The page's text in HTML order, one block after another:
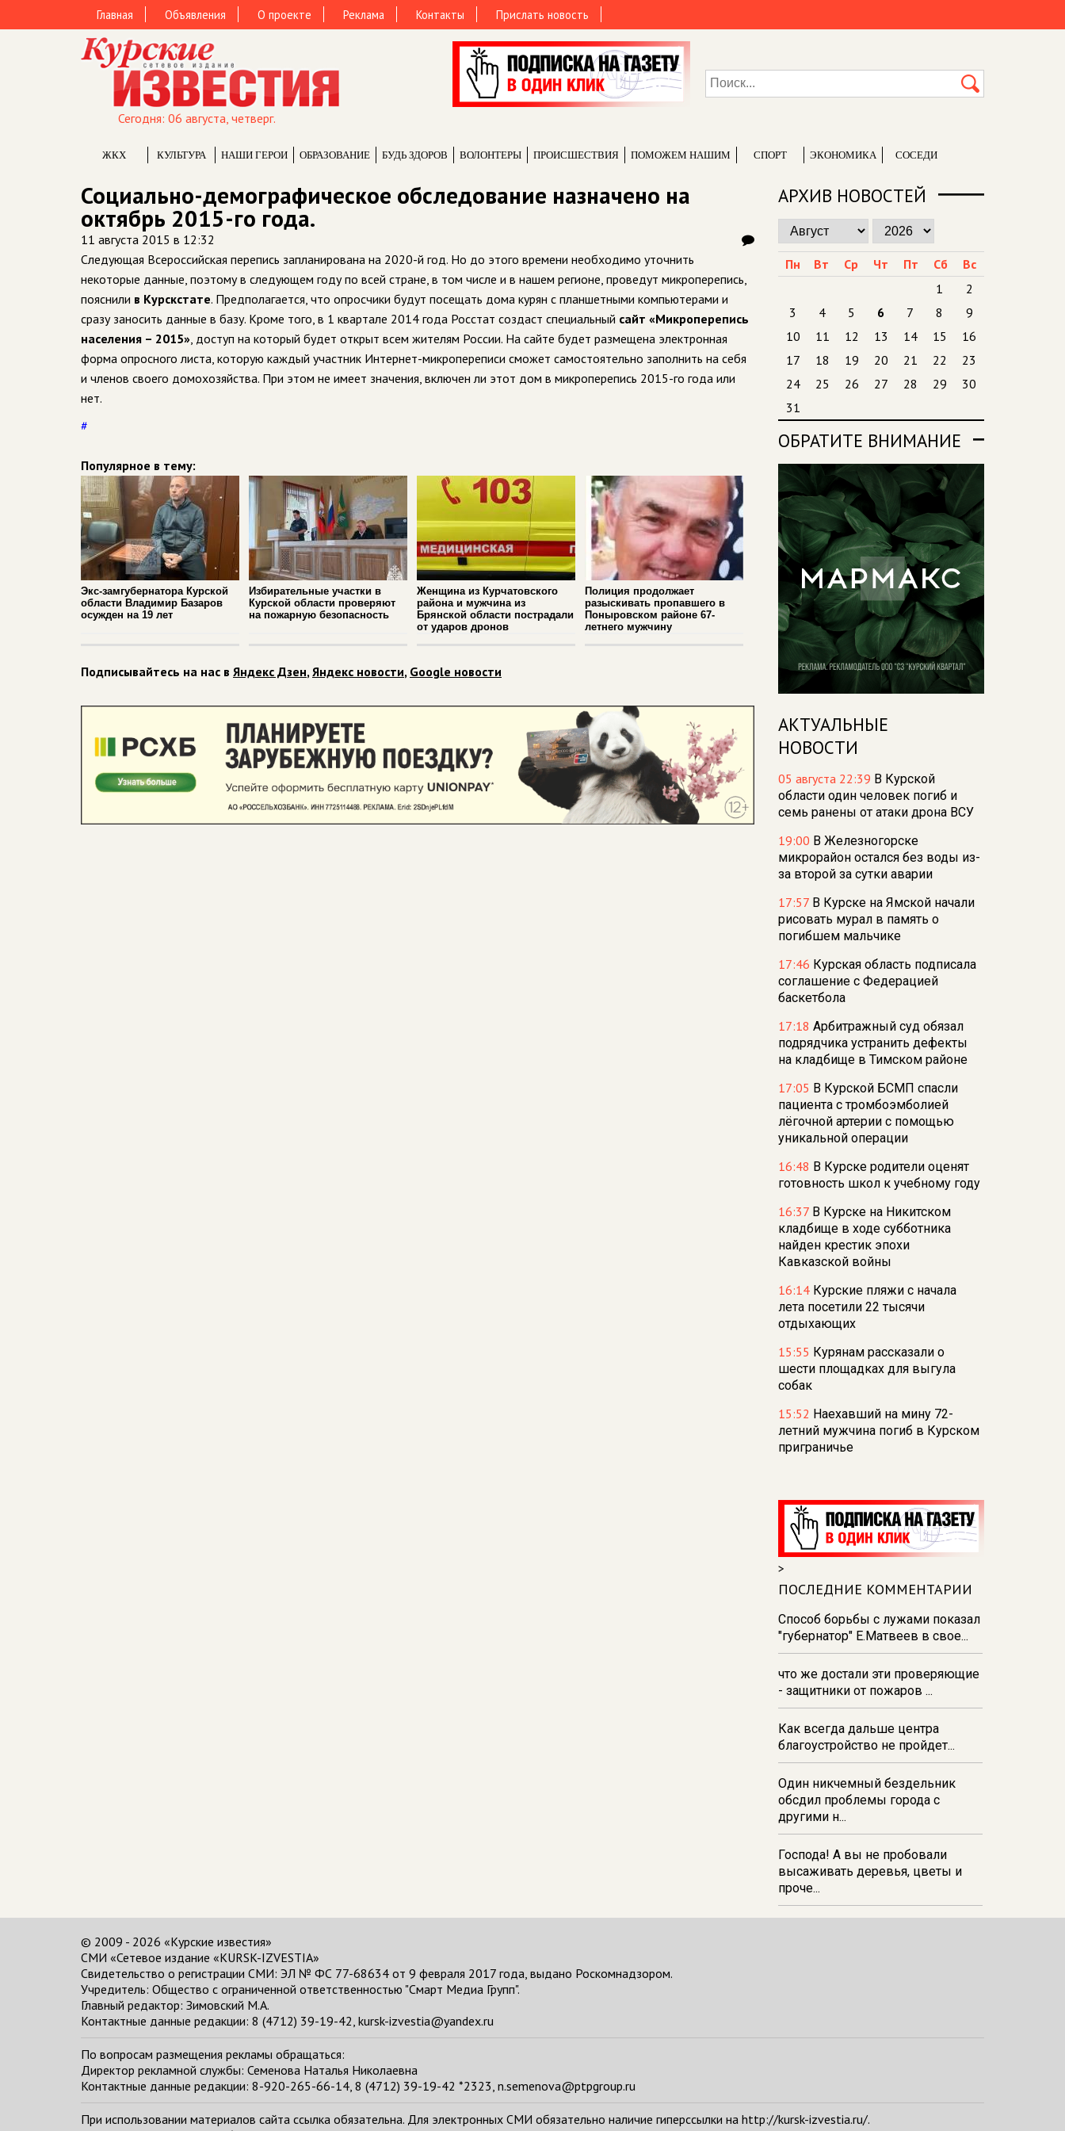
Главная Объявления О проекте Реклама Контакты Прислать новость
Сегодня: 06 августа, четверг.
ЖКХ КУЛЬТУРА НАШИ ГЕРОИ ОБРАЗОВАНИЕ БУДЬ ЗДОРОВ ВОЛОНТЕРЫ ПРОИCШЕСТВИЯ ПОМОЖЕМ НАШИМ СПОРТ ЭКОНОМИКА СОСЕДИ
Социально-демографическое обследование назначено на
октябрь 2015-го года.
11 августа 2015 в 12:32
Следующая Всероссийская перепись запланирована на 2020-й год. Но до этого времени необходимо уточнить
некоторые данные, поэтому в следующем году по всей стране, в том числе и в нашем регионе, проведут микроперепись,
пояснили в Курскстате. Предполагается, что опросчики будут посещать дома курян с планшетными компьютерами и
сразу заносить данные в базу. Кроме того, в 1 квартале 2014 года Росстат создаст специальный сайт «Микроперепись
населения – 2015», доступ на который будет открыт всем жителям России. На сайте будет размещена электронная
форма опросного листа, которую каждый участник Интернет-микропереписи сможет самостоятельно заполнить на себя
и членов своего домохозяйства. При этом не имеет значения, включен ли этот дом в микроперепись 2015-го года или
нет.
#
Популярное в тему:
Экс-замгубернатора Курской
области Владимир Базаров
осужден на 19 лет
Избирательные участки в
Курской области проверяют
на пожарную безопасность
Женщина из Курчатовского
района и мужчина из
Брянской области пострадали
от ударов дронов
Полиция продолжает
разыскивать пропавшего в
Поныровском районе 67-
летнего мужчину
Подписывайтесь на нас в Яндекс Дзен,Яндекс новости, Google новости
АРХИВ НОВОСТЕЙ
Пн Вт Ср Чт Пт Сб
Вс
1
2
3
4 5 6 7 8
9
10
11 12 13 14 15
16
17
18 19 20 21 22
23
24
25 26 27 28 29
30
31
ОБРАТИТЕ ВНИМАНИЕ
АКТУАЛЬНЫЕ
НОВОСТИ
05 августа 22:39 В Курской
области один человек погиб и
семь ранены от атаки дрона ВСУ
19:00 В Железногорске
микрорайон остался без воды из-
за второй за сутки аварии
17:57 В Курске на Ямской начали
рисовать мурал в память о
погибшем мальчике
17:46 Курская область подписала
соглашение с Федерацией
баскетбола
17:18 Арбитражный суд обязал
подрядчика устранить дефекты
на кладбище в Тимском районе
17:05 В Курской БСМП спасли
пациента с тромбоэмболией
лёгочной артерии с помощью
уникальной операции
16:48 В Курске родители оценят
готовность школ к учебному году
16:37 В Курске на Никитском
кладбище в ходе субботника
найден крестик эпохи
Кавказской войны
16:14 Курские пляжи с начала
лета посетили 22 тысячи
отдыхающих
15:55 Курянам рассказали о
шести площадках для выгула
собак
15:52 Наехавший на мину 72-
летний мужчина погиб в Курском
приграничье
15:30Курский губернатор провел
ежемесячный прием граждан
15:19
устанавливают цветочную арку
«Курские сезоны»
15:01В Курской области от
укусов клещей пострадали 1534
>
ПОСЛЕДНИЕ КОММЕНТАРИИ
Способ борьбы с лужами показал
"губернатор" Е.Матвеев в свое...
что же достали эти проверяющие
- защитники от пожаров ...
Как всегда дальше центра
благоустройство не пройдет...
Один никчемный бездельник
обсдил проблемы города с
другими н...
Господа! А вы не пробовали
высаживать деревья, цветы и
проче...
© 2009 - 2026 «Курские известия»
СМИ «Сетевое издание «KURSK-IZVESTIA»
Свидетельство о регистрации СМИ: ЭЛ № ФС 77-68634 от 9 февраля 2017 года, выдано Роскомнадзором.
Учредитель: Общество с ограниченной ответственностью "Смарт Медиа Групп".
Главный редактор: Зимовский М.А.
Контактные данные редакции: 8 (4712) 39-19-42, kursk-izvestia@yandex.ru
По вопросам размещения рекламы обращаться:
Директор рекламной службы: Семенова Наталья Николаевна
Контактные данные редакции: 8-920-265-66-14, 8 (4712) 39-19-42 *2323, n.semenova@ptpgroup.ru
При использовании материалов сайта ссылка обязательна. Для электронных СМИ обязательно наличие гиперссылки на http://kursk-izvestia.ru/.